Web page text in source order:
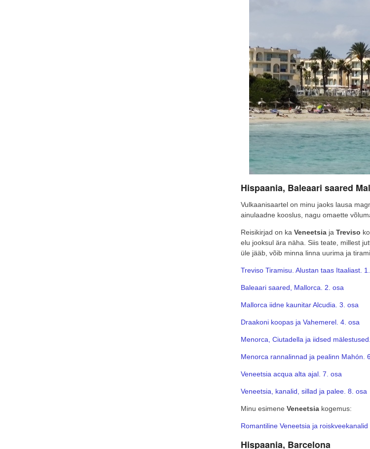
Hispaania, Baleaari saared
Vulkaanisaartel on minu jaoks lausa
ainulaadne kooslus, nagu omaette
Reisikirjad on ka Veneetsia ja Treviso
elu jooksul ära näha. Siis teate, millest
üle jääb, võib minna linna uurima ja
Treviso Tiramisu. Alustan taas Itaaliast.
Baleaari saared, Mallorca. 2. osa
Mallorca iidne kaunitar Alcudia. 3. osa
Draakoni koopas ja Vahemerel. 4. osa
Menorca, Ciutadella ja iidsed
Menorca rannalinnad ja pealinn Mahón.
Veneetsia acqua alta ajal. 7. osa
Veneetsia, kanalid, sillad ja palee. 8. osa
Minu esimene Veneetsia kogemus:
Romantiline Veneetsia ja roiskveekanalid
Hispaania, Barcelona